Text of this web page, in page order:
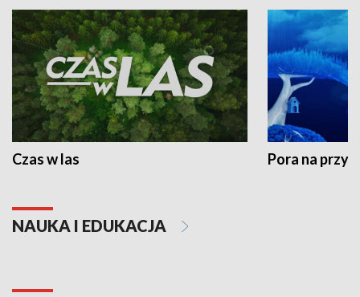
Czas w las Pora na
NAUKA I EDUKACJA